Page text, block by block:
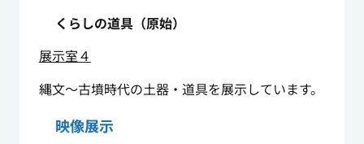
くらしの道具（原始）
展示室４
縄文～古墳時代の土器・道具を展示しています。
映像展示